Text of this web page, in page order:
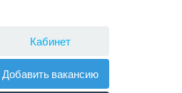
Кабинет
Добавить вакансию